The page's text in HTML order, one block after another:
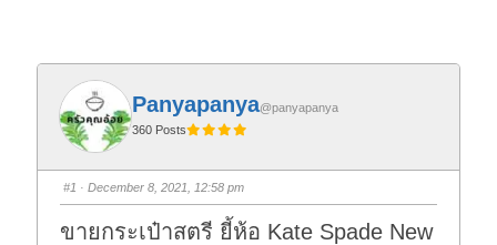
Panyapanya@panyapanya
360 Posts
#1 · December 8, 2021, 12:58 pm
ขายกระเป๋าสตรี ยี้ห้อ Kate Spade New